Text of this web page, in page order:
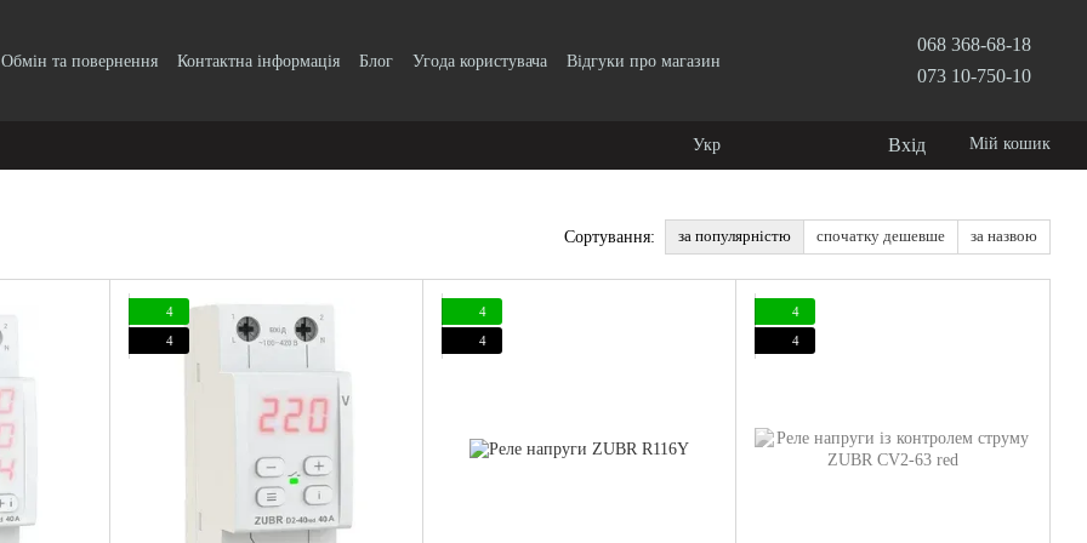
Обмін та повернення Контактна інформація Блог Угода користувача Відгуки про магазин
068 368-68-18
073 10-750-10
Укр Вхід Мій кошик
Сортування: за популярністю спочатку дешевше за назвою
4
4
4
4
4
4